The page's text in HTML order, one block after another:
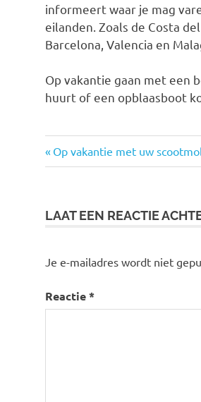
informeert waar je mag
eilanden. Zoals de Costa
Barcelona, Valencia en
Op vakantie gaan met een
huurt of een opblaasboot
Bericht
Vorige
bericht:
Op vakantie met uw
LAAT EEN REACTIE
Je e-mailadres wordt niet
Reactie*